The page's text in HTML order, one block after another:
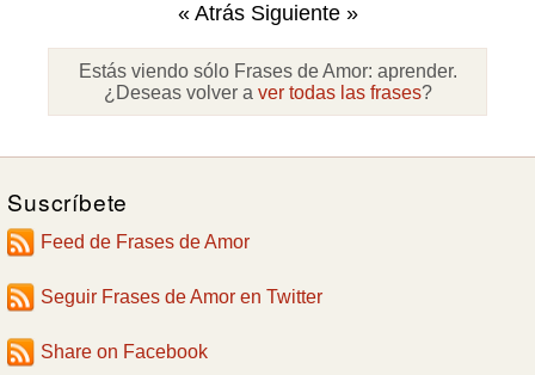
« Atrás Siguiente »
Estás viendo sólo Frases de Amor: aprender.
¿Deseas volver a ver todas las frases?
Suscríbete
Feed de Frases de Amor
Seguir Frases de Amor en Twitter
Share on Facebook